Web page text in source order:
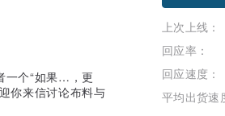
上次上线：
回应率：
回应速度：
平均出货速
一个“如果…，更
你来信讨论布料与